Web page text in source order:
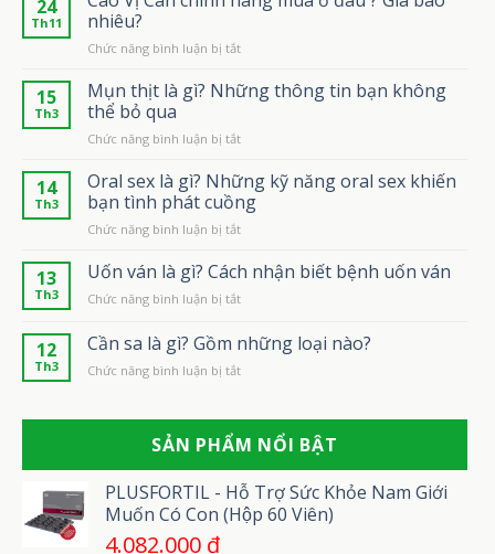
24
Th11
nhiêu?
Chức năng bình luận bị tắtở
Vị
Can
hãng
ở
đâu
Giá
nhiêu?
15
Th3
Mụn thịt là gì? Những thông tin bạn không
thể bỏ qua
Chức năng bình luận bị tắtở
thịt
gì?
Những
tin
không
bỏ
14
Th3
Oral sex là gì? Những kỹ năng oral sex khiến
bạn tình phát cuồng
Chức năng bình luận bị tắtở
sex
gì?
kỹ
oral
tình
phát
cuồng
13
Th3
Uốn ván là gì? Cách nhận biết bệnh uốn ván
Chức năng bình luận bị tắtở
ván
là
gì?
bệnh
ván
12
Th3
Cần sa là gì? Gồm những loại nào?
Chức năng bình luận bị tắtở
gì?
những
loại
nào?
SẢN PHẨM NỔI BẬT
PLUSFORTIL - Hỗ Trợ Sức Khỏe Nam Giới
Muốn Có Con (Hộp 60 Viên)
4.082.000 ₫